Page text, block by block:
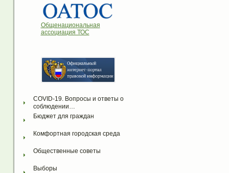
Общенациональная
ассоциация ТОС
COVID-19. Вопросы и ответы о
соблюдении…
Бюджет для граждан
Комфортная городская среда
Общественные советы
Выборы